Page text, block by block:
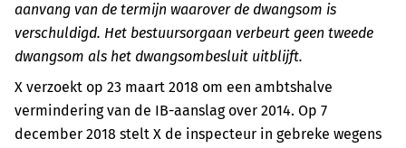
aanvang van de termijn waarover de dwangsom is
verschuldigd. Het bestuursorgaan verbeurt geen tweede
dwangsom als het dwangsombesluit uitblijft.
X verzoekt op 23 maart 2018 om een ambtshalve
vermindering van de IB-aanslag over 2014. Op 7
december 2018 stelt X de inspecteur in gebreke wegens